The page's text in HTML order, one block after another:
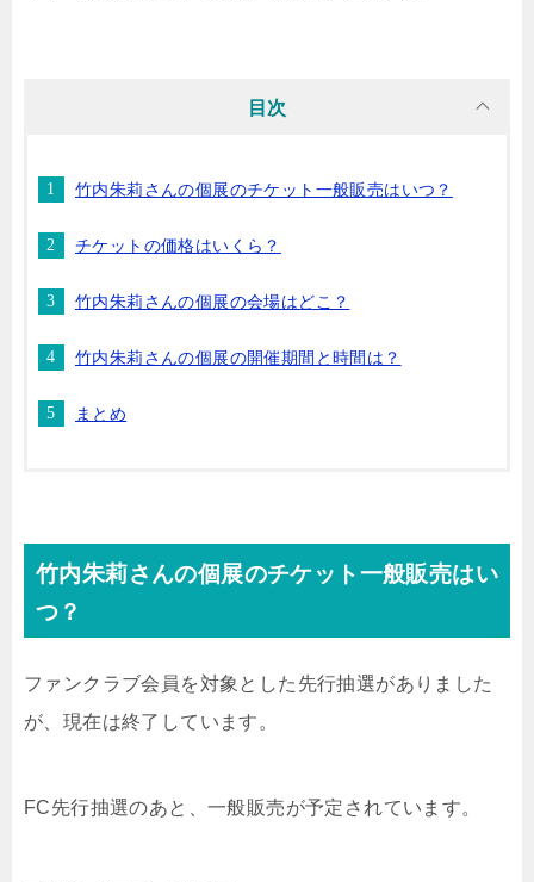
目次
竹内朱莉さんの個展のチケット一般販売はいつ？
チケットの価格はいくら？
竹内朱莉さんの個展の会場はどこ？
竹内朱莉さんの個展の開催期間と時間は？
まとめ
竹内朱莉さんの個展のチケット一般販売はい
つ？
ファンクラブ会員を対象とした先行抽選がありました
が、現在は終了しています。
FC先行抽選のあと、一般販売が予定されています。